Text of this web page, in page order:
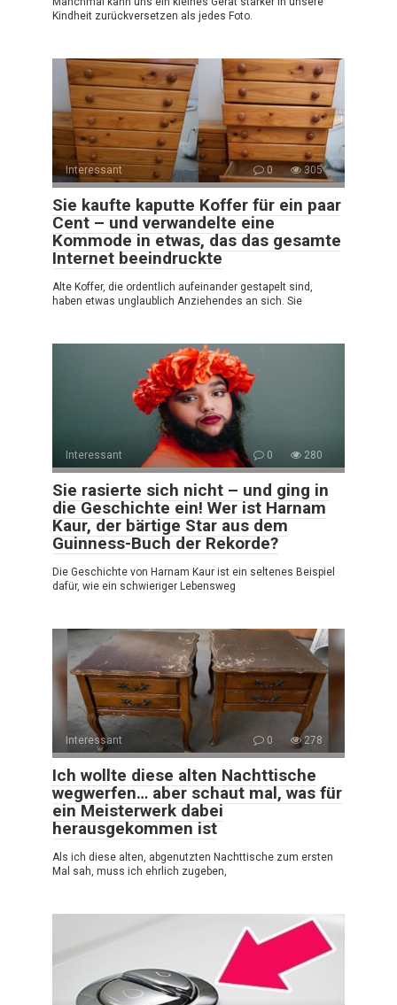
Kindheit zurückversetzen als jedes Foto.
Interessant 0 305
Sie kaufte kaputte Koffer für ein paar
Cent – und verwandelte eine
Kommode in etwas, das das gesamte
Internet beeindruckte
Alte Koffer, die ordentlich aufeinander gestapelt sind,
haben etwas unglaublich Anziehendes an sich. Sie
Interessant 0 280
Sie rasierte sich nicht – und ging in
die Geschichte ein! Wer ist Harnam
Kaur, der bärtige Star aus dem
Guinness-Buch der Rekorde?
Die Geschichte von Harnam Kaur ist ein seltenes Beispiel
dafür, wie ein schwieriger Lebensweg
Interessant 0 278
Ich wollte diese alten Nachttische
wegwerfen… aber schaut mal, was für
ein Meisterwerk dabei
herausgekommen ist
Als ich diese alten, abgenutzten Nachttische zum ersten
Mal sah, muss ich ehrlich zugeben,